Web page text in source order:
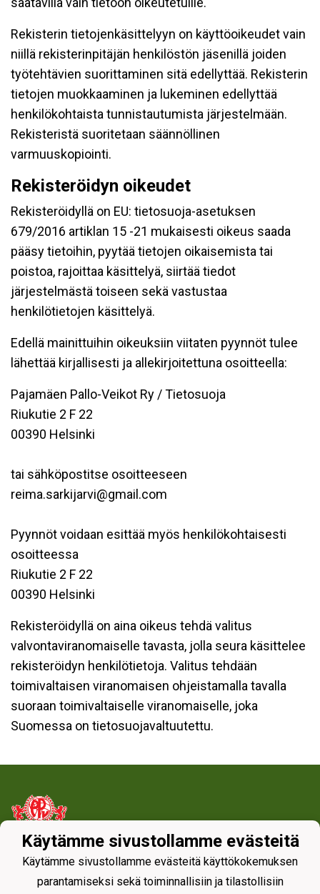
Rekisterin tietojenkäsittelyyn on käyttöoikeudet vain
niillä rekisterinpitäjän henkilöstön jäsenillä joiden
työtehtävien suorittaminen sitä edellyttää. Rekisterin
tietojen muokkaaminen ja lukeminen edellyttää
henkilökohtaista tunnistautumista järjestelmään.
Rekisteristä suoritetaan säännöllinen
varmuuskopiointi.
Rekisteröidyn oikeudet
Rekisteröidyllä on EU: tietosuoja-asetuksen
679/2016 artiklan 15 -21 mukaisesti oikeus saada
pääsy tietoihin, pyytää tietojen oikaisemista tai
poistoa, rajoittaa käsittelyä, siirtää tiedot
järjestelmästä toiseen sekä vastustaa
henkilötietojen käsittelyä.
Edellä mainittuihin oikeuksiin viitaten pyynnöt tulee
lähettää kirjallisesti ja allekirjoitettuna osoitteella:
Pajamäen Pallo-Veikot Ry / Tietosuoja
Riukutie 2 F 22
00390 Helsinki
tai sähköpostitse osoitteeseen
reima.sarkijarvi@gmail.com
Pyynnöt voidaan esittää myös henkilökohtaisesti
osoitteessa
Riukutie 2 F 22
00390 Helsinki
Rekisteröidyllä on aina oikeus tehdä valitus
valvontaviranomaiselle tavasta, jolla seura käsittelee
rekisteröidyn henkilötietoja. Valitus tehdään
toimivaltaisen viranomaisen ohjeistamalla tavalla
suoraan toimivaltaiselle viranomaiselle, joka
Suomessa on tietosuojavaltuutettu.
Tietosuojaseloste
Käytämme sivustollamme evästeitä
Käytämme sivustollamme evästeitä käyttökokemuksen
parantamiseksi sekä toiminnallisiin ja tilastollisiin